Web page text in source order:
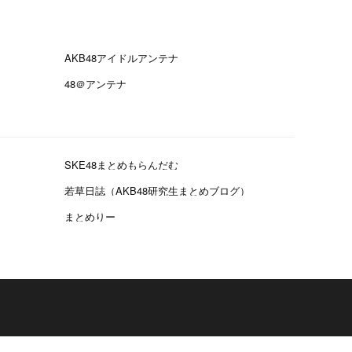
AKB48アイドルアンテナ
48＠アンテナ
SKE48まとめもらんだむ
若草日誌（AKB48研究生まとめブログ）
まとめりー